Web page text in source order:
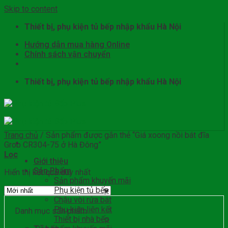
Skip to content
Thiết bị, phụ kiện tủ bếp nhập khẩu Hà Nội
Hướng dẫn mua hàng Online
Chính sách vận chuyển
Thiết bị, phụ kiện tủ bếp nhập khẩu Hà Nội
Giới thiệu
Sản Phẩm
Sản phẩm khuyến mãi
Phụ kiện tủ bếp
Chậu vòi rửa bát
Phụ kiện liên kết
Thiết bị nhà bếp
Trang chủ / Sản phẩm được gắn thẻ “Giá xoong nồi bát đĩa
Grob CR304-75 ở Hà Đông”
Lọc
Hiển thị kết quả duy nhất
Danh mục sản phẩm